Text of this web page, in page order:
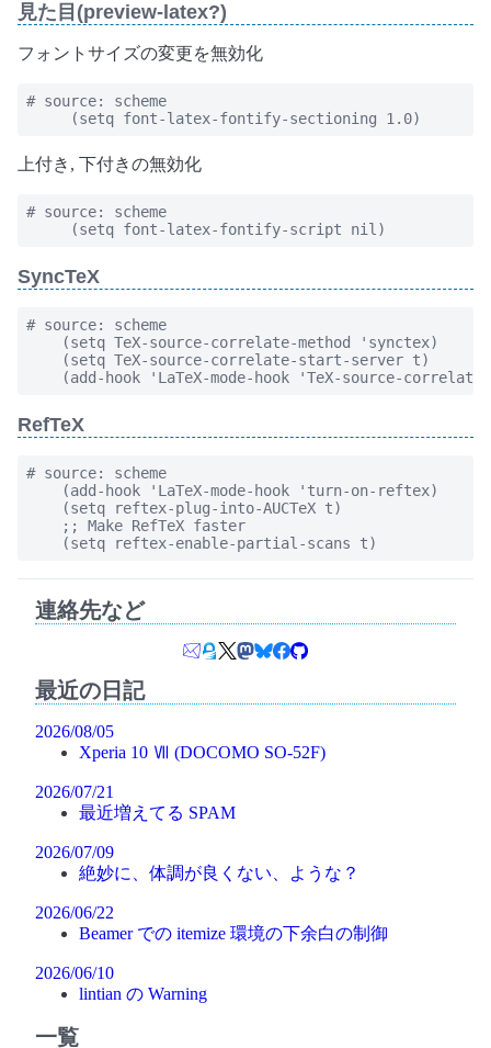
見た目(preview-latex?)
フォントサイズの変更を無効化
# source: scheme
     (setq font-latex-fontify-sectioning 1.0)
上付き, 下付きの無効化
# source: scheme
     (setq font-latex-fontify-script nil)
SyncTeX
# source: scheme
    (setq TeX-source-correlate-method 'synctex)
    (setq TeX-source-correlate-start-server t)
(add-hook 'LaTeX-mode-hook 'TeX-source-
RefTeX
# source: scheme
    (add-hook 'LaTeX-mode-hook 'turn-on-reftex)
    (setq reftex-plug-into-AUCTeX t)
    ;; Make RefTeX faster
    (setq reftex-enable-partial-scans t)
連絡先など
最近の日記
2026/08/05
Xperia 10 Ⅶ (DOCOMO SO-52F)
2026/07/21
最近増えてる SPAM
2026/07/09
絶妙に、体調が良くない、ような？
2026/06/22
Beamer での itemize 環境の下余白の制御
2026/06/10
lintian の Warning
一覧